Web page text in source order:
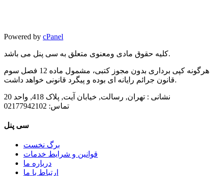
Powered by cPanel
کلیه حقوق مادی ومعنوی متعلق به سی پنل می باشد.
هرگونه کپی برداری بدون مجوز کتبی، مشمول ماده 12 فصل سوم
قانون جرائم رایانه ای بوده و پیگرد قانونی خواهد داشت.
نشانی : تهران, رسالت, خیابان آیت, پلاک 418, واحد 20
تماس:
سی پنل
برگ نخست
قوانین و شرایط خدمات
درباره ما
ارتباط با ما